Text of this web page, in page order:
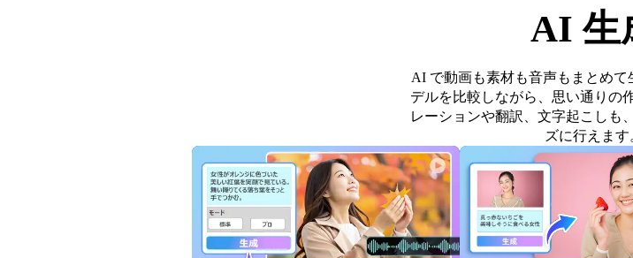
AI 生
AI で動画も素材も音声もまとめ
デルを比較しながら、思い通りの
レーションや翻訳、文字起こしも
ズに行えます